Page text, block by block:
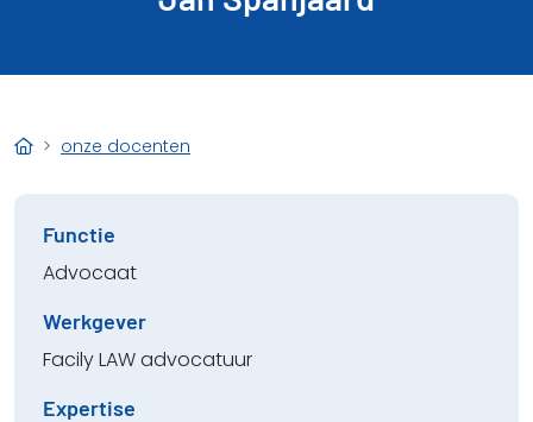
onze docenten
Functie
Advocaat
Werkgever
Facily LAW advocatuur
Expertise